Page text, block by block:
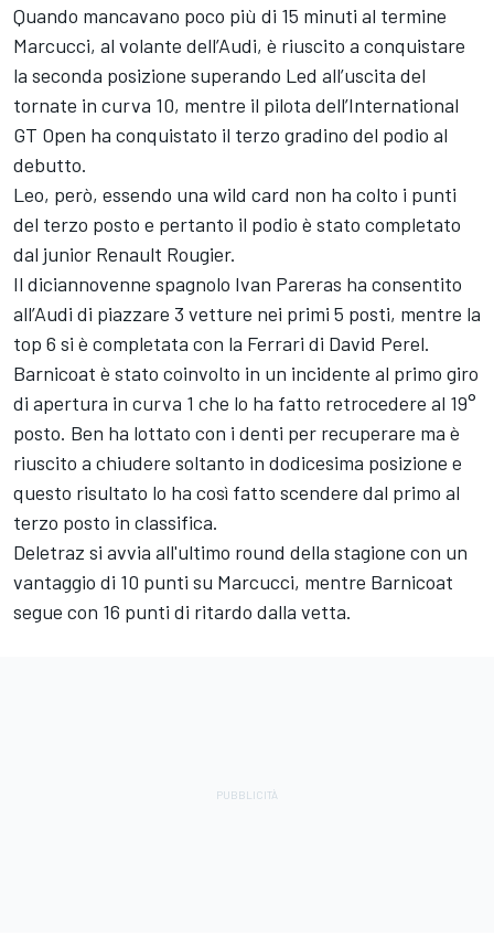
Quando mancavano poco più di 15 minuti al termine
Marcucci, al volante dell’Audi, è riuscito a conquistare
la seconda posizione superando Led all’uscita del
tornate in curva 10, mentre il pilota dell’International
GT Open ha conquistato il terzo gradino del podio al
debutto.
Leo, però, essendo una wild card non ha colto i punti
del terzo posto e pertanto il podio è stato completato
dal junior Renault Rougier.
Il diciannovenne spagnolo Ivan Pareras ha consentito
all’Audi di piazzare 3 vetture nei primi 5 posti, mentre la
top 6 si è completata con la Ferrari di David Perel.
Barnicoat è stato coinvolto in un incidente al primo giro
di apertura in curva 1 che lo ha fatto retrocedere al 19°
posto. Ben ha lottato con i denti per recuperare ma è
riuscito a chiudere soltanto in dodicesima posizione e
questo risultato lo ha così fatto scendere dal primo al
terzo posto in classifica.
Deletraz si avvia all'ultimo round della stagione con un
vantaggio di 10 punti su Marcucci, mentre Barnicoat
segue con 16 punti di ritardo dalla vetta.